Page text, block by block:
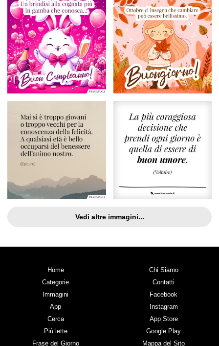
Vedi altre immagini...
Home
Categorie
Immagini
App
Cerca
Più lette
Frase del Giorno
Chi Siamo
Contatti
Facebook
Instagram
App Store
Google Play
Mappa del Sito